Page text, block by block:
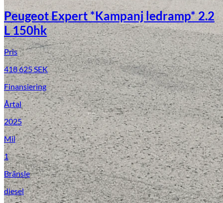
Peugeot Expert *Kampanj ledramp* 2.2
L 150hk
Pris
418 625SEK
Finansiering
Årtal
2025
Mil
1
Bränsle
diesel